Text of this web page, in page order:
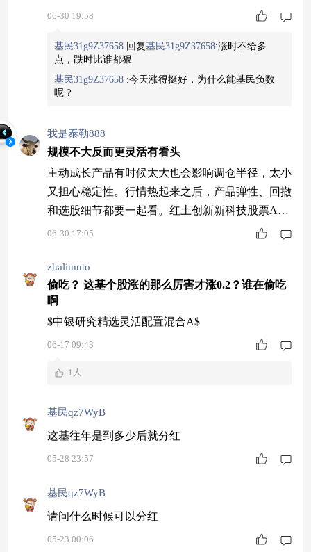
06-30 19:58
基民31g9Z37658 回复基民31g9Z37658:涨时不给多
点，跌时比谁都狠
基民31g9Z37658 :今天涨得挺好，为什么能基民负数
呢？
我是泰勒888
规模不大反而更灵活有看头
主动成长产品有时候太大也会影响调仓半径，太小
又担心稳定性。行情热起来之后，产品弹性、回撤
和选股细节都要一起看。红土创新新科技股票A(0
06265)规模约6.17亿元，股票仓位约93.02%，近一
技行情里反而有一定灵活度。
06-30 17:05
zhalimuto
偷吃？ 这基个股涨的那么厉害才涨0.2？谁在偷吃
啊
$中银研究精选灵活配置混合A$
06-17 09:43
1人
基民qz7WyB
这基往年是到多少后就分红
05-28 23:57
基民qz7WyB
请问什么时候可以分红
05-23 00:06